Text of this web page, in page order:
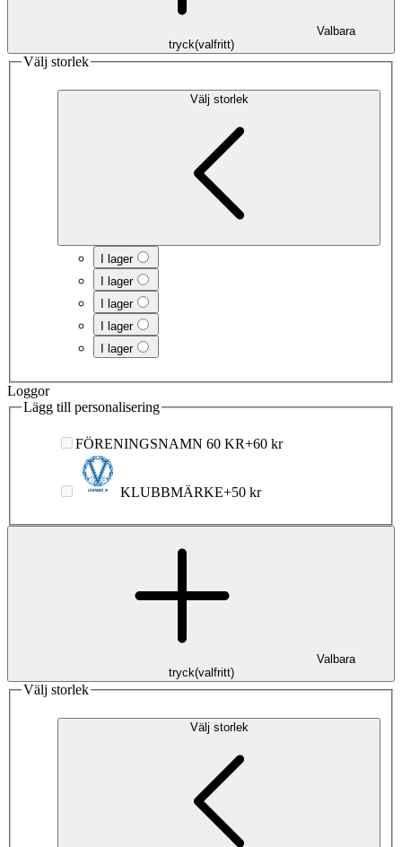
Valbara
tryck(valfritt)
Välj storlek
Välj storlek
I lager
I lager
I lager
I lager
I lager
Loggor
Lägg till personalisering
FÖRENINGSNAMN 60 KR+60 kr
KLUBBMÄRKE+50 kr
Valbara
tryck(valfritt)
Välj storlek
Välj storlek